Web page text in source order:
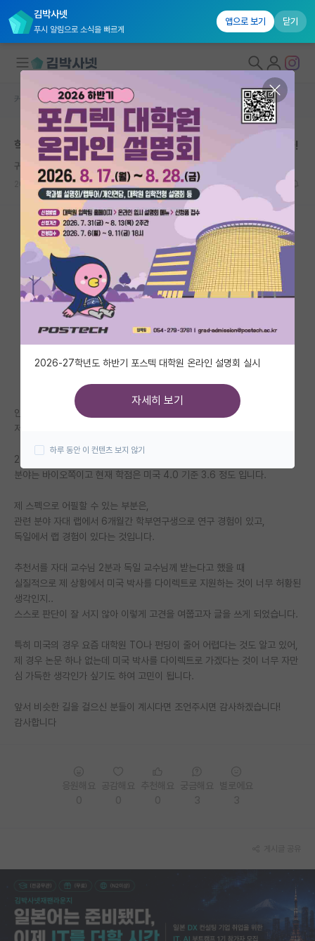
김박사넷
푸시 알림으로 소식을 빠르게
앱으로 보기 닫기
대학원생 모집
국내대학원 정보
연구실&오픈랩
커뮤니티
커뮤니티 홈
전체글보기
베스트 게시판
IF 명예의전당
자유 게시판(아무개랩)
미국 유학 게시판
미국 대학원 합격 후기 게시판
대학원 합격 후기 게시판
연구실(PI) 홍보 게시판
석박사 채용 정보 게시판
임용 정보 게시판
학부 인턴 게시판
취업 게시판
PI 전용 게시판
인문사회 계열 게시판
특수/전문대학원 게시판
이벤트
반도체 아카데미
커뮤니티 홈 미국 유학 게시판
학부 졸업 후 다이렉트 미국 박사 관련 고견을 여쭙습니다!
귀여운 노엄 촘스키
2026.03.30 27 4208
안녕하세요,
저는 현재 YK 중 한 학교에 재학 중인 학부생입니다.
27년 9월 학기에 다이렉트로 미국 박사 유학을 생각하고 있습니다.
분야는 바이오쪽이고 현재 학점은 미국 4.0 기준 3.6 정도 입니다.
제 스펙으로 어필할 수 있는 부분은,
관련 분야 자대 랩에서 6개월간 학부연구생으로 연구 경험이 있고,
독일에서 랩 경험이 있다는 것입니다.
추천서를 자대 교수님 2분과 독일 교수님께 받는다고 했을 때
실질적으로 제 상황에서 미국 박사를 다이렉트로 지원하는 것이 너무 허황된
생각인지..
스스로 판단이 잘 서지 않아 이렇게 고견을 여쭙고자 글을 쓰게 되었습니다.
특히 미국의 경우 요즘 대학원 TO나 펀딩이 줄어 어렵다는 것도 알고 있어,
제 경우 논문 하나 없는데 미국 박사를 다이렉트로 가겠다는 것이 너무 자만
심 가득한 생각인가 싶기도 하여 고민이 됩니다.
앞서 비슷한 길을 걸으신 분들이 계시다면 조언주시면 감사하겠습니다!
감사합니다
2026-27학년도 하반기 포스텍 대학원 온라인 설명회 실시
자세히 보기
하루 동안 이 컨텐츠 보지 않기